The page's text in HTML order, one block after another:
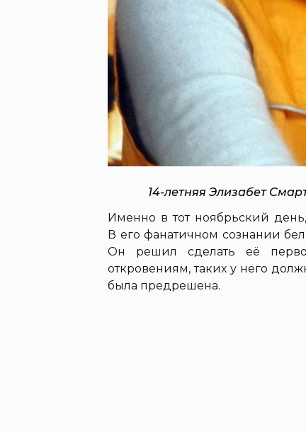
14-летняя Элизабет
Именно в тот ноябрьский
В его фанатичном сознании
Он решил сделать её
откровениям, таких у него
была предрешена.